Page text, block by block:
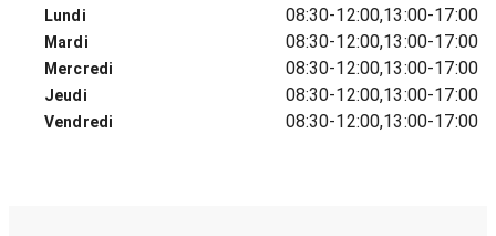
Lundi 08:30-12:00,13:00-17:00
Mardi 08:30-12:00,13:00-17:00
Mercredi 08:30-12:00,13:00-17:00
Jeudi 08:30-12:00,13:00-17:00
Vendredi 08:30-12:00,13:00-17:00